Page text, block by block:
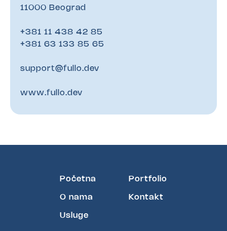
11000 Beograd
+381 11 438 42 85
+381 63 133 85 65
support@fullo.dev
www.fullo.dev
Početna
O nama
Usluge
Portfolio
Kontakt